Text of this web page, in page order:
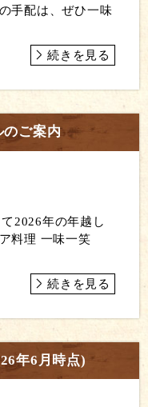
手配は、ぜひ一味
続きを見る
のご案内
2026年の年越し
料理 一味一笑
続きを見る
年6月時点)